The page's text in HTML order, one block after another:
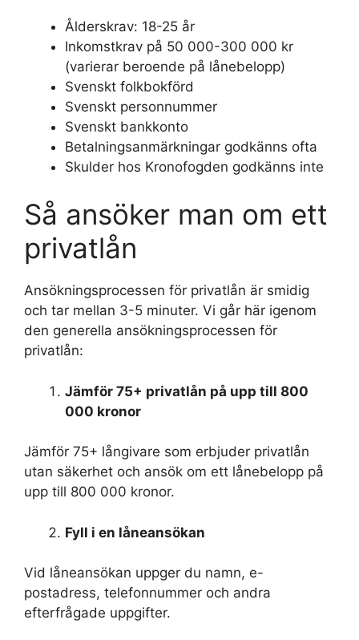
Ålderskrav: 18-25 år
Inkomstkrav på 50 000-300 000 kr
(varierar beroende på lånebelopp)
Svenskt folkbokförd
Svenskt personnummer
Svenskt bankkonto
Betalningsanmärkningar godkänns ofta
Skulder hos Kronofogden godkänns inte
Så ansöker man om ett
privatlån
Ansökningsprocessen för privatlån är smidig
och tar mellan 3-5 minuter. Vi går här igenom
den generella ansökningsprocessen för
privatlån:
Jämför 75+ privatlån på upp till 800
000 kronor
Jämför 75+ långivare som erbjuder privatlån
utan säkerhet och ansök om ett lånebelopp på
upp till 800 000 kronor.
Fyll i en låneansökan
Vid låneansökan uppger du namn, e-
postadress, telefonnummer och andra
efterfrågade uppgifter.